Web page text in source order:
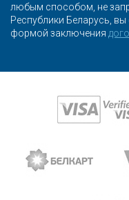
любым способом, не
Республики Беларусь,
формой заключения